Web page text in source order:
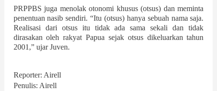
PRPPBS juga menolak otonomi khusus (otsus) dan meminta
penentuan nasib sendiri. “Itu (otsus) hanya sebuah nama saja.
Realisasi dari otsus itu tidak ada sama sekali dan tidak
dirasakan oleh rakyat Papua sejak otsus dikeluarkan tahun
2001,” ujar Juven.
Reporter: Airell
Penulis: Airell